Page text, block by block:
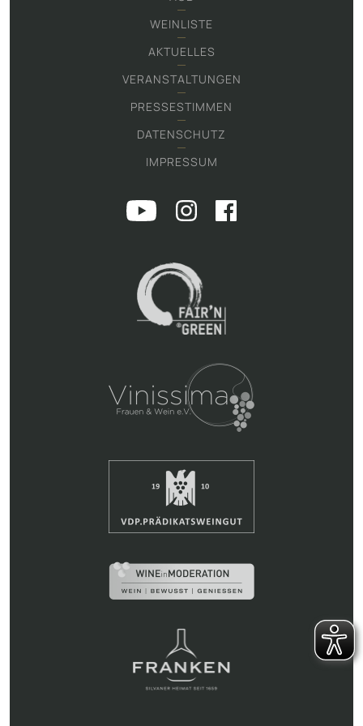
WEINLISTE
AKTUELLES
VERANSTALTUNGEN
PRESSESTIMMEN
DATENSCHUTZ
IMPRESSUM